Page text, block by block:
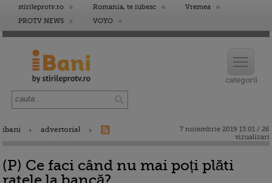
stirileprotv.ro Romania, te iubesc
Vremea
PROTV NEWS
VOYO
ibani advertorial
7 noiembrie 2019 13:01 / 26
vizualizari
(P) Ce faci când nu mai poți plăti